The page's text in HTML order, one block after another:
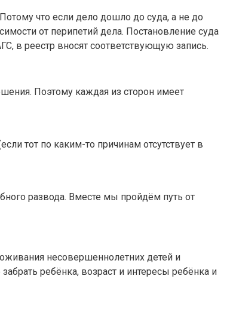
что если дело дошло до суда, а не до
от перипетий дела. Постановление суда
в реестр вносят соответствующую запись.
Поэтому каждая из сторон имеет
тот по каким-то причинам отсутствует в
развода. Вместе мы пройдём путь от
несовершеннолетних детей и
ребёнка, возраст и интересы ребёнка и